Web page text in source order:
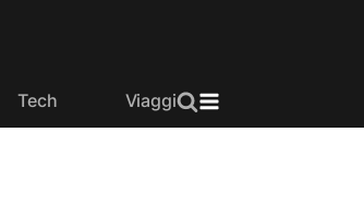
Tech Viaggi